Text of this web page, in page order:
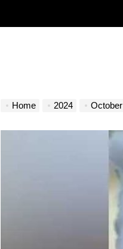
Home 2024 October